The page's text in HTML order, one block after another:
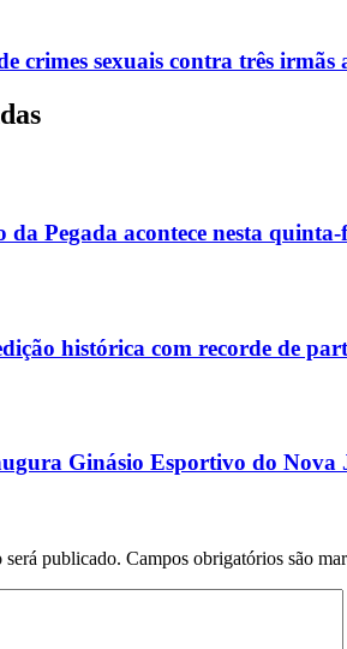
crimes sexuais contra três irmãs
Pegada acontece nesta
histórica com recorde de
Ginásio Esportivo do Nova
será publicado. Campos obrigatórios são